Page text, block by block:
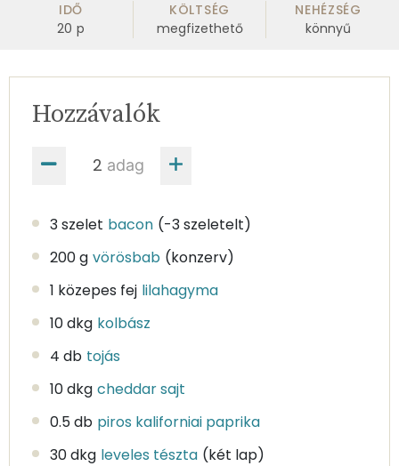
IDŐ
20 p
KÖLTSÉG
megfizethető
NEHÉZSÉG
könnyű
adag
Hozzávalók
3 szelet bacon (-3 szeletelt)
200 g vörösbab (konzerv)
1 közepes fej lilahagyma
10 dkg kolbász
4 db tojás
10 dkg cheddar sajt
0.5 db piros kaliforniai paprika
30 dkg leveles tészta (két lap)